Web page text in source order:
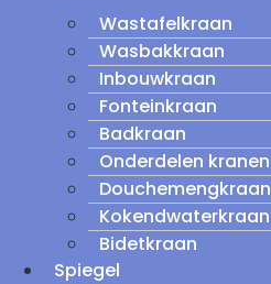
Wastafelkraan
Wasbakkraan
Inbouwkraan
Fonteinkraan
Badkraan
Onderdelen kranen
Douchemengkraan
Kokendwaterkraan
Bidetkraan
Spiegel